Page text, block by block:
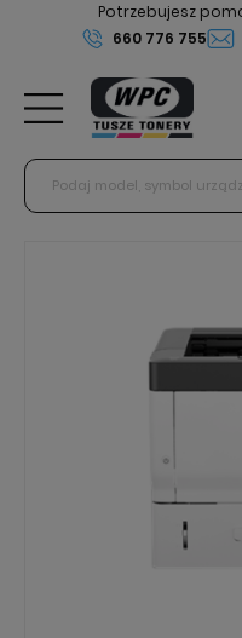
Potrzebujesz
660 776 755